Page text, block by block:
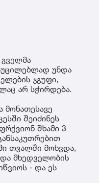
გველმა
უნდა
ჯგუფი,
არ სჭირდება.
მონათესავე
შეიძინეს
შხამი 3
თვალში მოხვდა,
მხედველობის
- და ეს